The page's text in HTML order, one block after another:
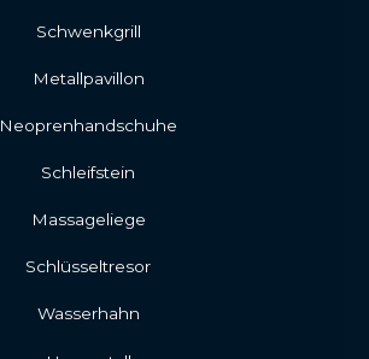
Schwenkgrill
Metallpavillon
Neoprenhandschuhe
Schleifstein
Massageliege
Schlüsseltresor
Wasserhahn